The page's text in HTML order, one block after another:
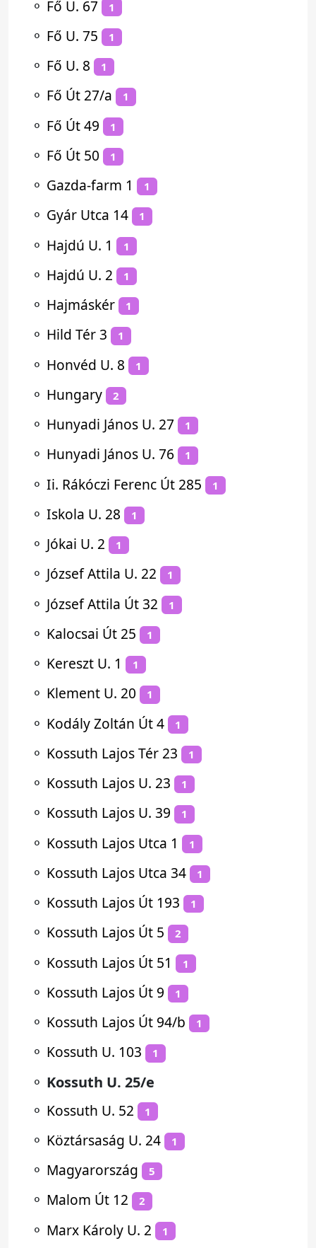
⚬ Fő U. 67 1
⚬ Fő U. 75 1
⚬ Fő U. 8 1
⚬ Fő Út 27/a 1
⚬ Fő Út 49 1
⚬ Fő Út 50 1
⚬ Gazda-farm 1 1
⚬ Gyár Utca 14 1
⚬ Hajdú U. 1 1
⚬ Hajdú U. 2 1
⚬ Hajmáskér 1
⚬ Hild Tér 3 1
⚬ Honvéd U. 8 1
⚬ Hungary 2
⚬ Hunyadi János U. 27 1
⚬ Hunyadi János U. 76 1
⚬ Ii. Rákóczi Ferenc Út 285 1
⚬ Iskola U. 28 1
⚬ Jókai U. 2 1
⚬ József Attila U. 22 1
⚬ József Attila Út 32 1
⚬ Kalocsai Út 25 1
⚬ Kereszt U. 1 1
⚬ Klement U. 20 1
⚬ Kodály Zoltán Út 4 1
⚬ Kossuth Lajos Tér 23 1
⚬ Kossuth Lajos U. 23 1
⚬ Kossuth Lajos U. 39 1
⚬ Kossuth Lajos Utca 1 1
⚬ Kossuth Lajos Utca 34 1
⚬ Kossuth Lajos Út 193 1
⚬ Kossuth Lajos Út 5 2
⚬ Kossuth Lajos Út 51 1
⚬ Kossuth Lajos Út 9 1
⚬ Kossuth Lajos Út 94/b 1
⚬ Kossuth U. 103 1
⚬ Kossuth U. 25/e
⚬ Kossuth U. 52 1
⚬ Köztársaság U. 24 1
⚬ Magyarország 5
⚬ Malom Út 12 2
⚬ Marx Károly U. 2 1